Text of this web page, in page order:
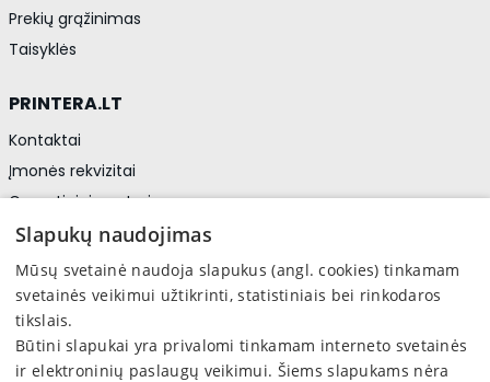
Prekių grąžinimas
Taisyklės
PRINTERA.LT
Kontaktai
Įmonės rekvizitai
Garantiniai centrai
Privatumo politika
Asmens duomenų apsauga
Sekite mus
Facebook
Slapukų naudojimas
Mūsų svetainė naudoja slapukus (angl. cookies) tinkamam
svetainės veikimui užtikrinti, statistiniais bei rinkodaros
tikslais.
Būtini slapukai yra privalomi tinkamam interneto svetainės
ir elektroninių paslaugų veikimui. Šiems slapukams nėra